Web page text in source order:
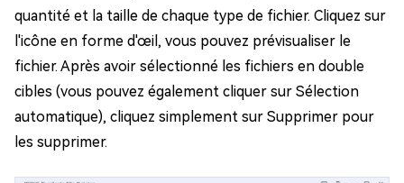
quantité et la taille de chaque type de fichier. Cliquez sur
l'icône en forme d'œil, vous pouvez prévisualiser le
fichier. Après avoir sélectionné les fichiers en double
cibles (vous pouvez également cliquer sur Sélection
automatique), cliquez simplement sur Supprimer pour
les supprimer.